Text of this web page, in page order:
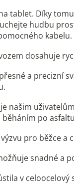
tablet. Díky
hudbu
dosahuje
a precizní
našim
běháním po
pro běžce a
snadné a
v